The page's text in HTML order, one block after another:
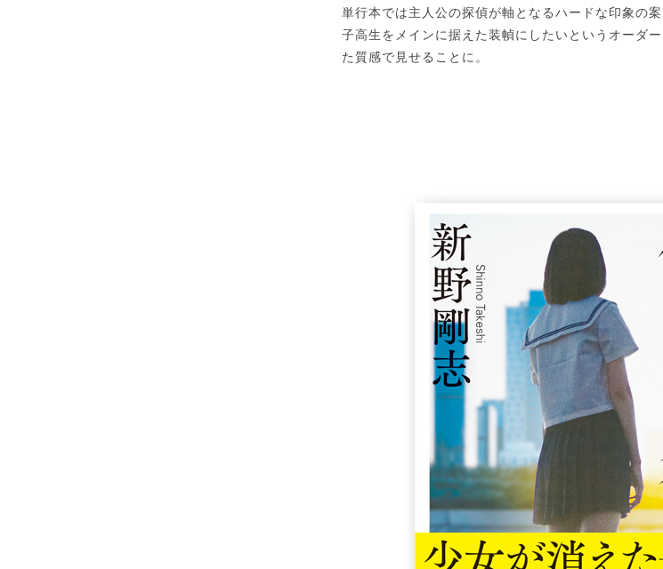
単行本では主人公の探偵が軸となるハードな印象の
子高生をメインに据えた装幀にしたいというオーダ
た質感で見せることに。